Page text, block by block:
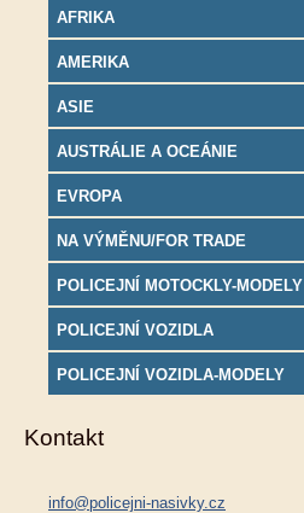
AFRIKA
AMERIKA
ASIE
AUSTRÁLIE A OCEÁNIE
EVROPA
NA VÝMĚNU/FOR TRADE
POLICEJNÍ MOTOCKLY-MODELY
POLICEJNÍ VOZIDLA
POLICEJNÍ VOZIDLA-MODELY
Kontakt
info@policejni-nasivky.cz